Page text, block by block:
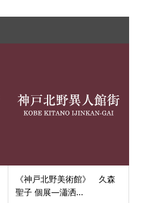
《神戸北野美術館》 久森
聖子 個展―瀟洒...